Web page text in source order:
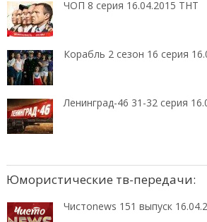
ЧОП 8 серия 16.04.2015 ТНТ
Корабль 2 сезон 16 серия
Ленинград-46 31-32 серия
Юмористические тв-передачи:
Чистоnews 151 выпуск